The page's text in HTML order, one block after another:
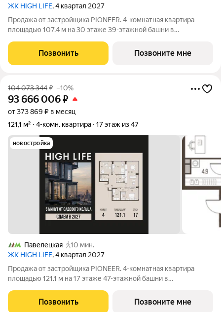
ЖК HIGH LIFE, 4 квартал 2027
Продажа от застройщика PIONEER. 4-комнатная квартира
площадью 107.4 м на 30 этаже 39-этажной башни в
Замоскворечья. Жилой комплекс всего в 5 минутах от
Садового кольца. Архитектура от бюро ADM
Позвонить Позвоните мне
104 073 344₽ –10%
93 666 006₽
от 373 869 ₽ в месяц
121,1 м²
4-комн. квартира 17 этаж из 47
новостройка
Павелецкая
10 мин.
ЖК HIGH LIFE, 4 квартал 2027
Продажа от застройщика PIONEER. 4-комнатная квартира
площадью 121.1 м на 17 этаже 47-этажной башни в
Замоскворечья. Жилой комплекс всего в 5 минутах от
Садового кольца. Архитектура от бюро ADM
Позвонить Позвоните мне